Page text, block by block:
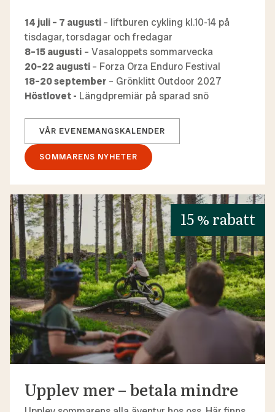
14 juli – 7 augusti– liftburen cykling kl.10-14 på
tisdagar, torsdagar och fredagar
8–15 augusti – Vasaloppets sommarvecka
20–22 augusti– Forza Orza Enduro Festival
18–20 september – Grönklitt Outdoor 2027
Höstlovet - Längdpremiär på sparad snö
VÅR EVENEMANGSKALENDER
SOMMARENS NYHETER
15 % rabatt
Upplev mer – betala mindre